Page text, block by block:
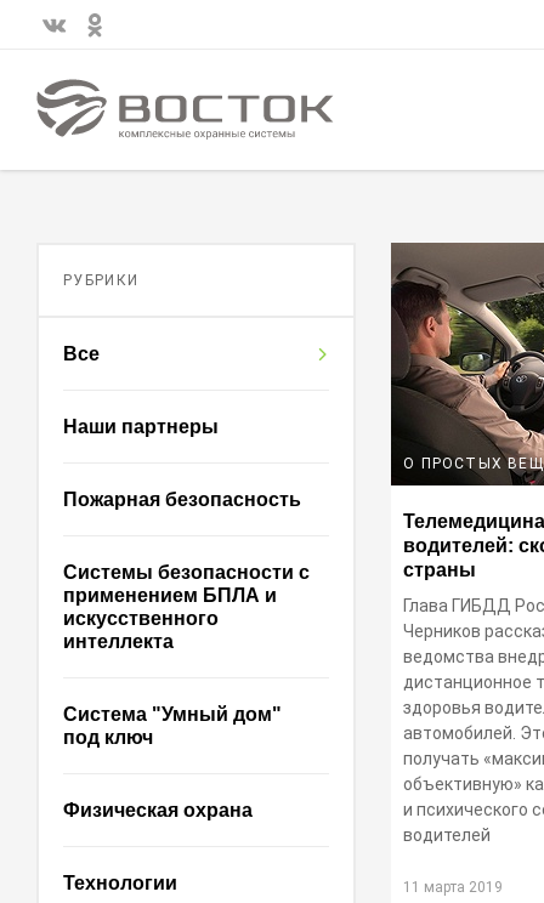
О ПРОСТЫХ
водителей:
страны
Глава ГИБДД
Черников
ведомства
дистанционное
здоровья
автомобилей.
получать
объективную»
и психического
водителей
11 марта 2019
РУБРИКИ
Все
Наши партнеры
Пожарная безопасность
Системы безопасности с
применением БПЛА и
искусственного
интеллекта
Система "Умный дом"
под ключ
Физическая охрана
Технологии